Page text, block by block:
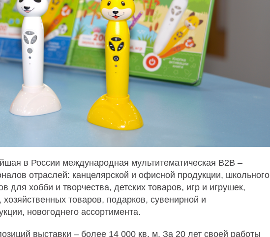
в России международная мультитематическая B2B –
отраслей: канцелярской и офисной продукции, школьного
для хобби и творчества, детских товаров, игр и игрушек,
товаров, подарков, сувенирной и
новогоднего ассортимента.
выставки – более 14 000 кв. м. За 20 лет своей работы